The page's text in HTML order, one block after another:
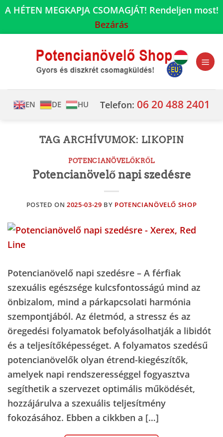
A HÉTEN MEGKAPJA CSOMAGJÁT! Rendeljen most!
Bezárás
EN DE HU Telefon: 06 20 488 2401
TAG ARCHÍVUMOK: LIKOPIN
POTENCIANÖVELŐKRŐL
Potencianövelő napi szedésre
POSTED ON2025-03-29 BY POTENCIANÖVELŐ SHOP
Potencianövelő napi szedésre – A férfiak
szexuális egészsége kulcsfontosságú mind az
önbizalom, mind a párkapcsolati harmónia
szempontjából. Az életmód, a stressz és az
öregedési folyamatok befolyásolhatják a libidót
és a teljesítőképességet. A folyamatos szedésű
potencianövelők olyan étrend-kiegészítők,
amelyek napi rendszerességgel fogyasztva
segíthetik a szervezet optimális működését,
hozzájárulva a szexuális teljesítmény
fokozásához. Ebben a cikkben a […]